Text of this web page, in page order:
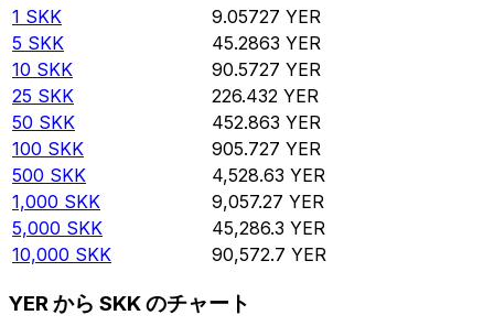
1 SKK 9.05727 YER
5 SKK 45.2863 YER
10 SKK 90.5727 YER
25 SKK 226.432 YER
50 SKK 452.863 YER
100 SKK 905.727 YER
500 SKK 4,528.63 YER
1,000 SKK 9,057.27 YER
5,000 SKK 45,286.3 YER
10,000 SKK 90,572.7 YER
YER から SKK のチャート